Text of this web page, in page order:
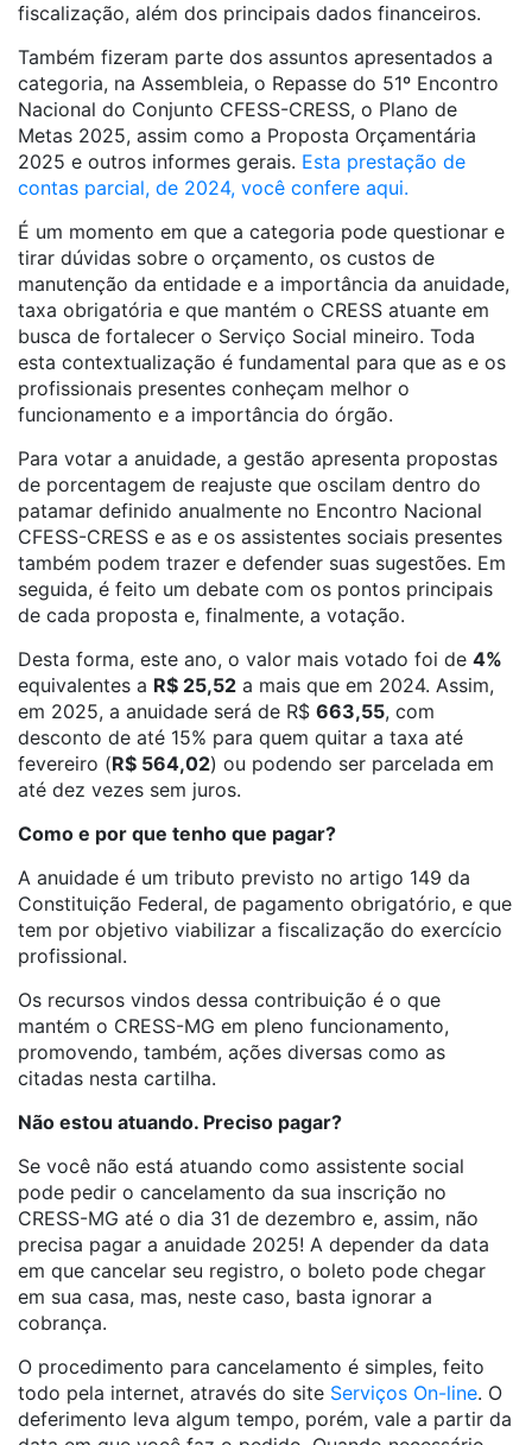
fiscalização, além dos principais dados financeiros.
Também fizeram parte dos assuntos apresentados a
categoria, na Assembleia, o Repasse do 5​1º Encontro
Nacional do Conjunto CFESS-CRESS, o Plano de
Metas 202​5, assim como a Proposta Orçamentária
202​5 e outros informes gerais. Esta prestação de
contas parcial, de 2024, você confere aqui.
É um momento em que a categoria pode questionar e
tirar dúvidas sobre o orçamento, os custos de
manutenção da entidade e a importância da anuidade,
taxa obrigatória e que mantém o CRESS atuante em
busca de fortalecer o Serviço Social mineiro. Toda
esta contextualização é fundamental para que as e os
profissionais presentes conheçam melhor o
funcionamento e a importância do órgão.
Para votar a anuidade, a gestão apresenta propostas
de porcentagem de reajuste que oscilam dentro do
patamar definido anualmente no Encontro Nacional
CFESS-CRESS e as e os assistentes sociais presentes
também podem trazer e defender suas sugestões. Em
seguida, é feito um debate com os pontos principais
de cada proposta e, finalmente, a votação.
Desta forma, este ano, o valor mais votado foi de 4%
equivalentes a R$ 25,52 a mais que em 2024. Assim,
em 2025, a anuidade será de R$ 663,55, com
desconto de até 15% para quem quitar a taxa até
fevereiro (R$ 564,02) ou podendo ser parcelada em
até dez vezes sem juros.
Como e por que tenho que pagar?
A anuidade é um tributo previsto no artigo 149 da
Constituição Federal, de pagamento obrigatório, e que
tem por objetivo viabilizar a fiscalização do exercício
profissional.
Os recursos vindos dessa contribuição é o que
mantém o CRESS-MG em pleno funcionamento,
promovendo, também, ações diversas como as
citadas nesta cartilha.
Não estou atuando. Preciso pagar?
Se você não está atuando como assistente social
pode pedir o cancelamento da sua inscrição no
CRESS-MG até o dia 31 de dezembro e, assim, não
precisa pagar a anuidade 2025! A depender da data
em que cancelar seu registro, o boleto pode chegar
em sua casa, mas, neste caso, basta ignorar a
cobrança.
O procedimento para cancelamento é simples, feito
todo pela internet, através do site Serviços On-line. O
deferimento leva algum tempo, porém, vale a partir da